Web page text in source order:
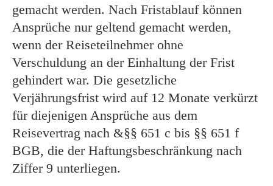
gemacht werden. Nach Fristablauf können
Ansprüche nur geltend gemacht werden,
wenn der Reiseteilnehmer ohne
Verschuldung an der Einhaltung der Frist
gehindert war. Die gesetzliche
Verjährungsfrist wird auf 12 Monate verkürzt
für diejenigen Ansprüche aus dem
Reisevertrag nach &§§ 651 c bis §§ 651 f
BGB, die der Haftungsbeschränkung nach
Ziffer 9 unterliegen.